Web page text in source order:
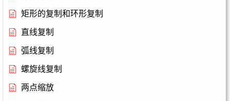
矩形的复制和环形复制
直线复制
弧线复制
螺旋线复制
两点缩放